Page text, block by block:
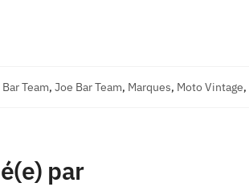
Team, Joe Bar Team, Marques, Moto Vintage,
par